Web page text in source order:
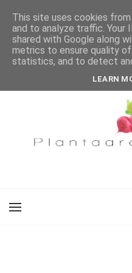
This site uses cookies
and to analyze traffic. Your
shared with Google along
metrics to ensure quality
statistics, and to detect
LEARN